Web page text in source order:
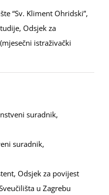
“Sv. Kliment Ohridski”,
Odsjek za
istraživački
suradnik,
suradnik,
Odsjek za povijest
u Zagrebu